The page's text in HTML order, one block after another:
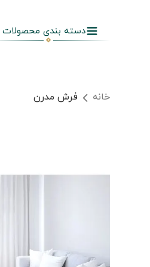
دسته بندی محصولات
خانه فرش مدرن